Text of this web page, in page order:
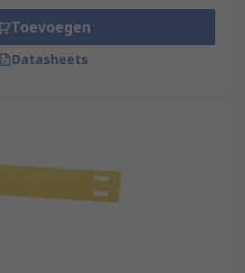
Toevoegen
Datasheets